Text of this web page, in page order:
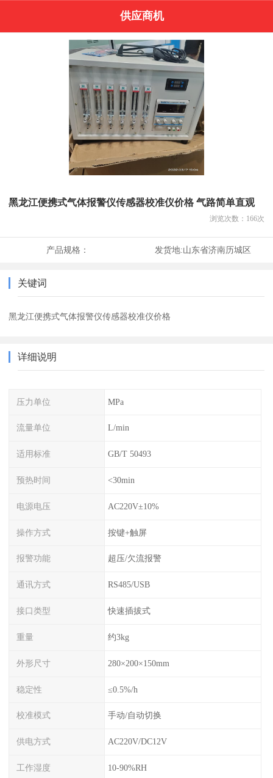
供应商机
黑龙江便携式气体报警仪传感器校准仪价格 气路简单直观
浏览次数： 166次
产品规格： 发货地:山东省济南历城区
关键词
黑龙江便携式气体报警仪传感器校准仪价格
详细说明
压力单位 MPa
流量单位 L/min
适用标准 GB/T 50493
预热时间 <30min
电源电压 AC220V±10%
操作方式 按键+触屏
报警功能 超压/欠流报警
通讯方式 RS485/USB
接口类型 快速插拔式
重量 约3kg
外形尺寸 280×200×150mm
稳定性 ≤0.5%/h
校准模式 手动/自动切换
供电方式 AC220V/DC12V
工作湿度 10-90%RH